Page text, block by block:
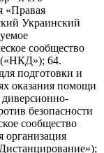
«Правая
Украинский
сообщество
(«НКД»); 64.
подготовки и
оказания помощи
безопасности
сообщество
организация